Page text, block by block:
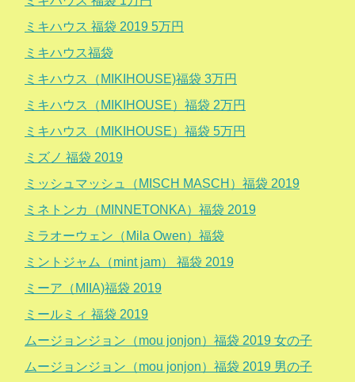
ミキハウス 福袋 2019 5万円
ミキハウス福袋
ミキハウス（MIKIHOUSE)福袋 3万円
ミキハウス（MIKIHOUSE）福袋 2万円
ミキハウス（MIKIHOUSE）福袋 5万円
ミズノ 福袋 2019
ミッシュマッシュ（MISCH MASCH）福袋 2019
ミネトンカ（MINNETONKA）福袋 2019
ミラオーウェン（Mila Owen）福袋
ミントジャム（mint jam） 福袋 2019
ミーア（MIIA)福袋 2019
ミールミィ 福袋 2019
ムージョンジョン（mou jonjon）福袋 2019 女の子
ムージョンジョン（mou jonjon）福袋 2019 男の子